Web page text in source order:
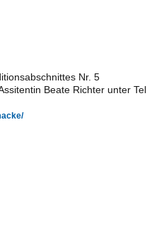
Nr. 5
Beate Richter unter Tel.